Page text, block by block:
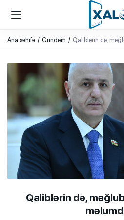
XALQ.ONLINE
ONLAYN PLATFORMA
Ana səhifə Gündəm Qaliblərin də,
Qaliblərin də,